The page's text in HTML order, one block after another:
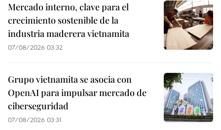
Mercado interno, clave para el
crecimiento sostenible de la
industria maderera vietnamita
07/08/2026 03:32
Grupo vietnamita se asocia con
OpenAI para impulsar mercado de
ciberseguridad
07/08/2026 03:31